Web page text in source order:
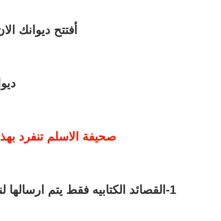
أفتتح ديوانك
صحيفة الاسلم تنفرد
1-القصائد الكتابيه فقط يتم ارسالها لنا عبر الوتس اب ونحن نضعها في ديوانك الخاص بك